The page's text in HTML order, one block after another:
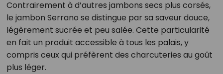
Contrairement à d’autres jambons secs plus corsés,
le jambon Serrano se distingue par sa saveur douce,
légèrement sucrée et peu salée. Cette particularité
en fait un produit accessible à tous les palais, y
compris ceux qui préfèrent des charcuteries au goût
plus léger.